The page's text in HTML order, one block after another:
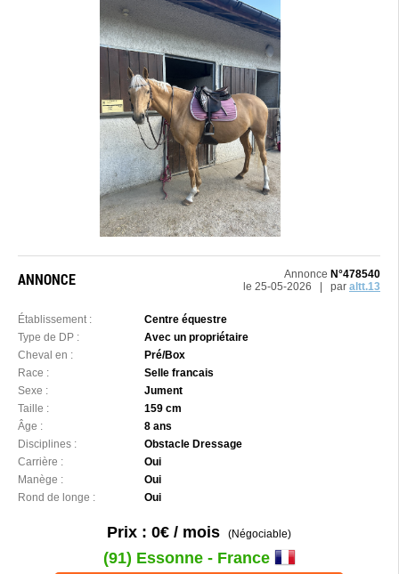
ANNONCE Annonce N°478540
le 25-05-2026 | par altt.13
Établissement :
Centre équestre
Type de DP :
Avec un propriétaire
Cheval en :
Pré/Box
Race :
Selle francais
Sexe :
Jument
Taille :
159 cm
Âge :
8 ans
Disciplines :
Obstacle Dressage
Carrière :
Oui
Manège :
Oui
Rond de longe :
Oui
Prix : 0€ / mois (Négociable)
(91) Essonne - France